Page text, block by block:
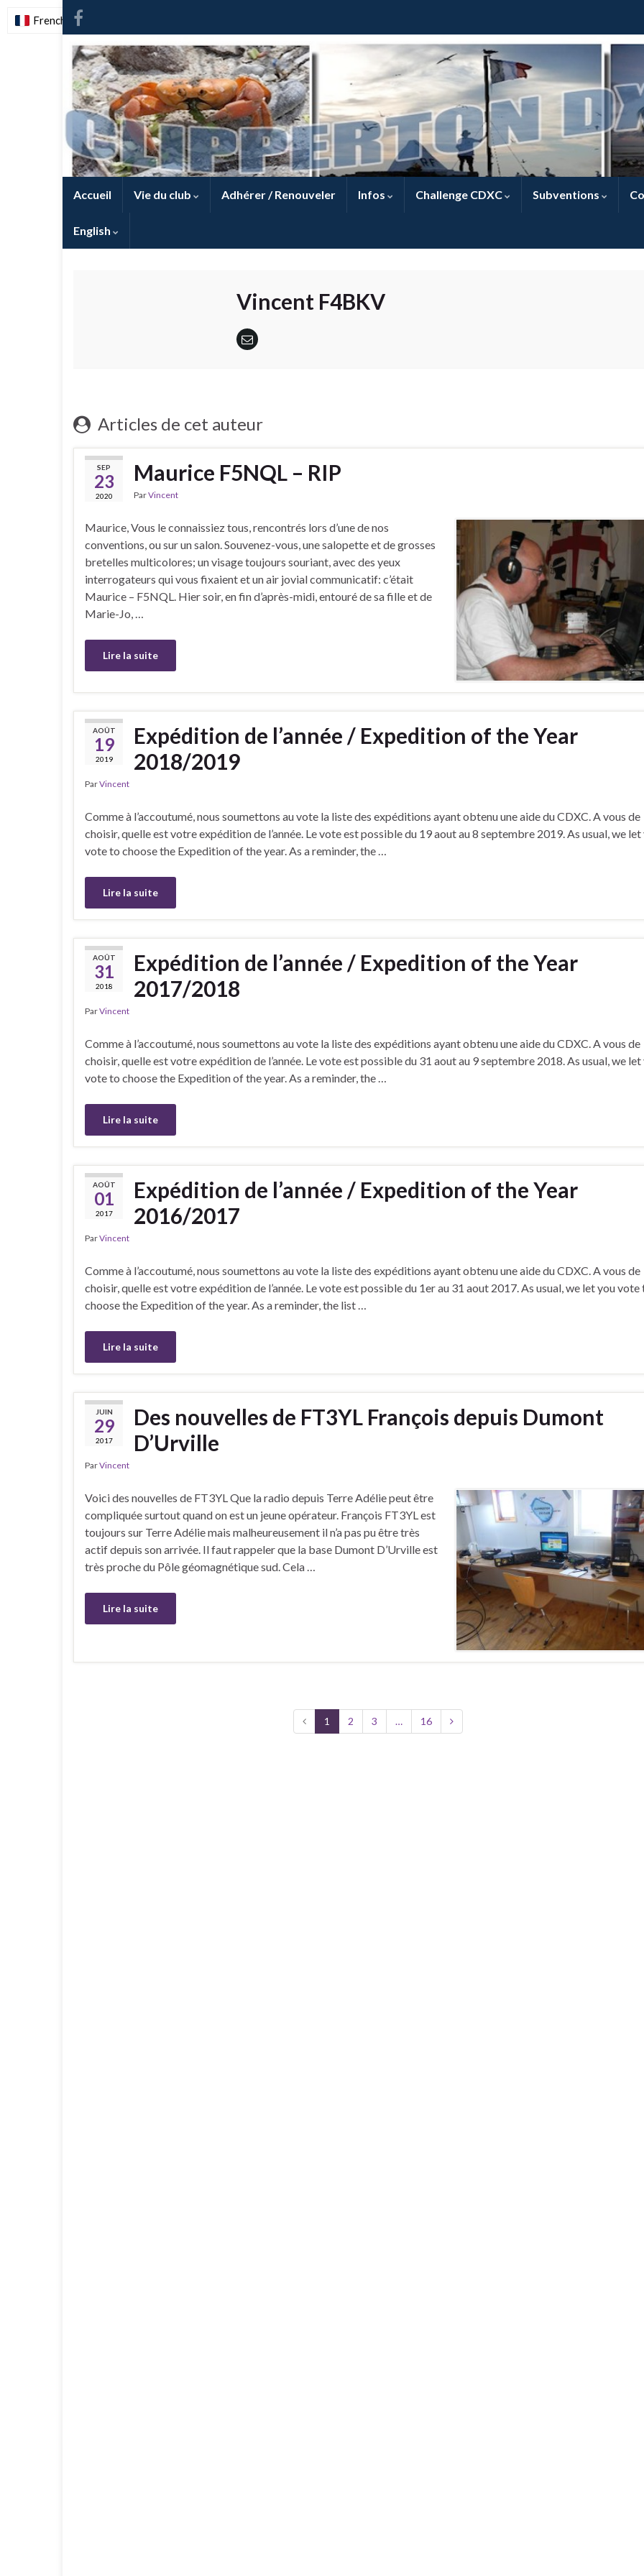
Accueil Vie du club Adhérer / Renouveler Infos Challenge CDXC Subventions
English
Vincent F4BKV
Articles de cet auteur
SEP
23
2020
Maurice F5NQL – RIP
ParVincent
Maurice, Vous le connaissiez tous, rencontrés lors d’une de nos
conventions, ou sur un salon. Souvenez-vous, une salopette et de grosses
bretelles multicolores; un visage toujours souriant, avec des yeux
interrogateurs qui vous fixaient et un air jovial communicatif: c’était
Maurice – F5NQL. Hier soir, en fin d’après-midi, entouré de sa fille et de
Marie-Jo, …
Lire la suite
AOÛT
19
2019
Expédition de l’année / Expedition of the Year
2018/2019
ParVincent
Comme à l’accoutumé, nous soumettons au vote la liste des expéditions ayant obtenu une aide du CDXC. A vous de
choisir, quelle est votre expédition de l’année. Le vote est possible du 19 aout au 8 septembre 2019. As usual, we let
vote to choose the Expedition of the year. As a reminder, the …
Lire la suite
AOÛT
31
2018
Expédition de l’année / Expedition of the Year
2017/2018
ParVincent
Comme à l’accoutumé, nous soumettons au vote la liste des expéditions ayant obtenu une aide du CDXC. A vous de
choisir, quelle est votre expédition de l’année. Le vote est possible du 31 aout au 9 septembre 2018. As usual, we let
vote to choose the Expedition of the year. As a reminder, the …
Lire la suite
AOÛT
01
2017
Expédition de l’année / Expedition of the Year
2016/2017
ParVincent
Comme à l’accoutumé, nous soumettons au vote la liste des expéditions ayant obtenu une aide du CDXC. A vous de
choisir, quelle est votre expédition de l’année. Le vote est possible du 1er au 31 aout 2017. As usual, we let you vote
choose the Expedition of the year. As a reminder, the list …
Lire la suite
JUIN
29
2017
Des nouvelles de FT3YL François depuis Dumont
D’Urville
ParVincent
Voici des nouvelles de FT3YL Que la radio depuis Terre Adélie peut être
compliquée surtout quand on est un jeune opérateur. François FT3YL est
toujours sur Terre Adélie mais malheureusement il n’a pas pu être très
actif depuis son arrivée. Il faut rappeler que la base Dumont D’Urville est
très proche du Pôle géomagnétique sud. Cela …
Lire la suite
1 2 3 … 16
French -FR